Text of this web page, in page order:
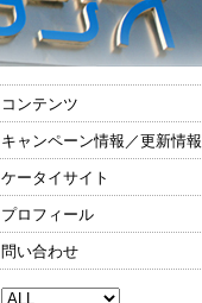
コンテンツ
キャンペーン情報／更新情報
ケータイサイト
プロフィール
問い合わせ